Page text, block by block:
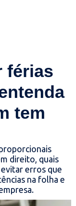
férias
tem
direito, quais
evitar erros que
na folha e